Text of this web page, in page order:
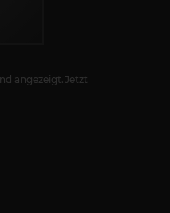
angezeigt.Jetzt